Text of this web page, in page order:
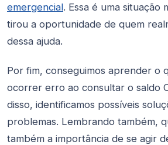
emergencial. Essa é uma situação
tirou a oportunidade de quem
dessa ajuda.
Por fim, conseguimos aprender o
ocorrer erro ao consultar o saldo
disso, identificamos possíveis
problemas. Lembrando também,
também a importância de se agir